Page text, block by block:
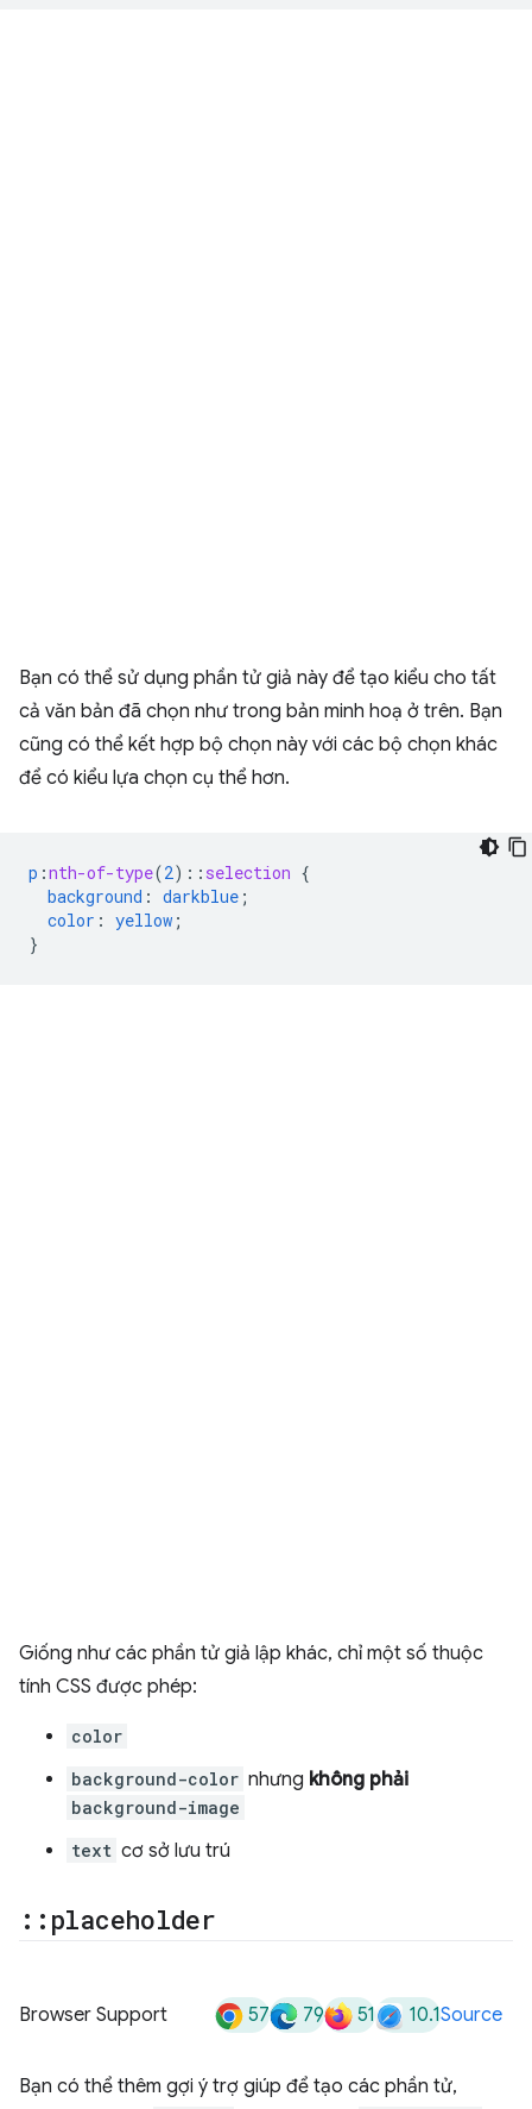
Bạn có thể sử dụng phần tử giả này để tạo kiểu cho tất
cả văn bản đã chọn như trong bản minh hoạ ở trên. Bạn
cũng có thể kết hợp bộ chọn này với các bộ chọn khác
để có kiểu lựa chọn cụ thể hơn.
p :nth-of-type(2) :: selection {
background : darkblue ;
color : yellow ;
}
Giống như các phần tử giả lập khác, chỉ một số thuộc
tính CSS được phép:
color
background-color nhưng không phải
background-image
text cơ sở lưu trú
:: placeholder
Browser Support 57 79 51 10.1Source
Bạn có thể thêm gợi ý trợ giúp để tạo các phần tử,